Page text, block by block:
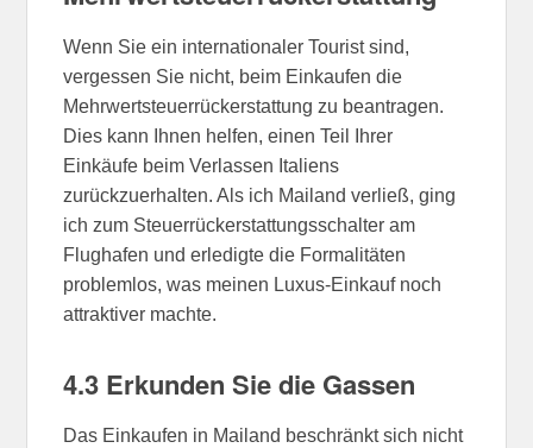
Wenn Sie ein internationaler Tourist sind,
vergessen Sie nicht, beim Einkaufen die
Mehrwertsteuerrückerstattung zu beantragen.
Dies kann Ihnen helfen, einen Teil Ihrer
Einkäufe beim Verlassen Italiens
zurückzuerhalten. Als ich Mailand verließ, ging
ich zum Steuerrückerstattungsschalter am
Flughafen und erledigte die Formalitäten
problemlos, was meinen Luxus-Einkauf noch
attraktiver machte.
4.3 Erkunden Sie die Gassen
Das Einkaufen in Mailand beschränkt sich nicht